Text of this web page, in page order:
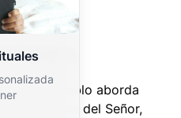
carta, Pablo aborda
el Día del Señor,